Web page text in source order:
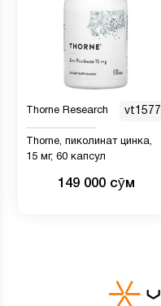
Thorne Research vt1577
Thorne, пиколинат цинка,
15 мг, 60 капсул
149 000 сӯм